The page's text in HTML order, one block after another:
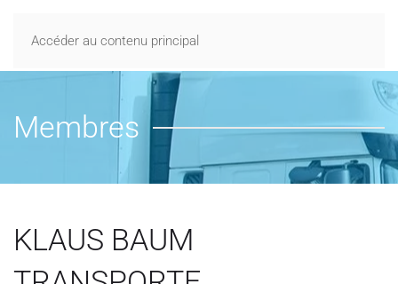
Accéder au contenu principal
Membres
KLAUS BAUM